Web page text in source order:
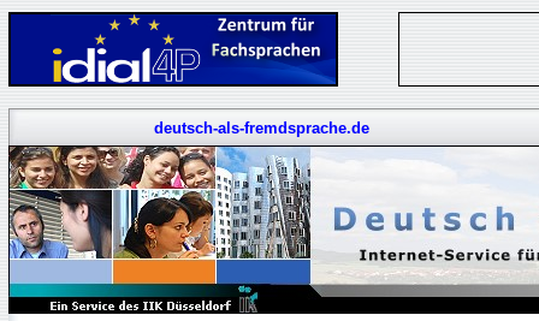
deutsch-als-fremdsprache.de